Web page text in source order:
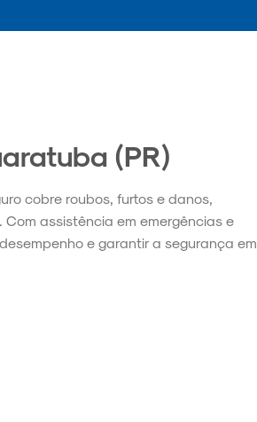
(PR)
cobre roubos, furtos e danos,
assistência em emergências e
e garantir a segurança em